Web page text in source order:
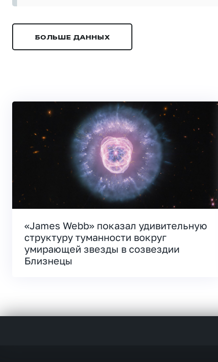
БОЛЬШЕ ДАННЫХ
«James Webb» показал удивительную
структуру туманности вокруг
умирающей звезды в созвездии
Близнецы